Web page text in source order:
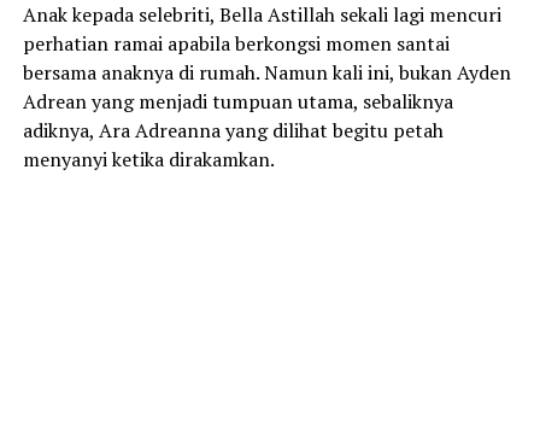
Anak kepada selebriti, Bella Astillah sekali lagi mencuri
perhatian ramai apabila berkongsi momen santai
bersama anaknya di rumah. Namun kali ini, bukan Ayden
Adrean yang menjadi tumpuan utama, sebaliknya
adiknya, Ara Adreanna yang dilihat begitu petah
menyanyi ketika dirakamkan.